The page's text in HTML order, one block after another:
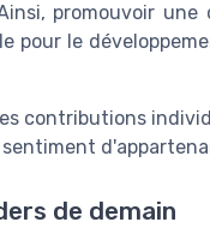
promouvoir
le
contributions
de demain